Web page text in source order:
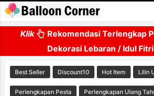
Skip to main content
Klik
Rekomendasi Terlengkap
Dekorasi Lebaran / Idul
Best Seller Discount10 Hot Item Lilin
Perlengkapan Pesta Perlengkapan Ulang